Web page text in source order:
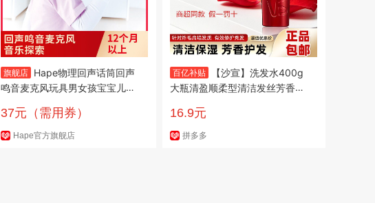
旗舰店 Hape物理回声话筒回声
鸣音麦克风玩具男女孩宝宝儿童
37元（需用券）
Hape官方旗舰店
百亿补贴
【沙宣】洗发水400g
大瓶清盈顺柔型清洁发丝芳香正
16.9元
拼多多